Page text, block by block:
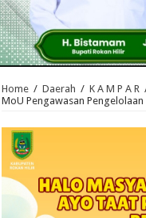
Home / Daerah / K A M P A R
MoU Pengawasan